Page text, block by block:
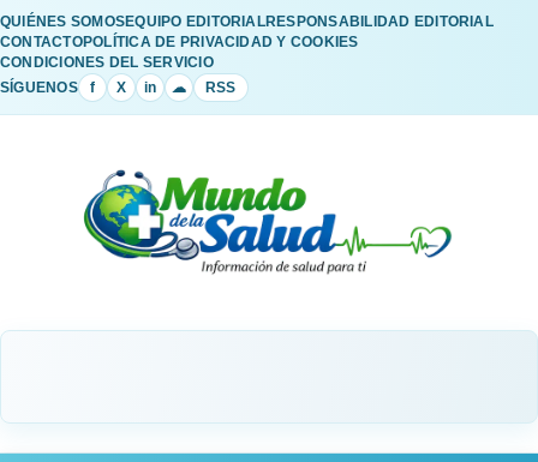
QUIÉNES SOMOSEQUIPO EDITORIALRESPONSABILIDAD EDITORIAL
CONTACTOPOLÍTICA DE PRIVACIDAD Y COOKIES
CONDICIONES DEL SERVICIO
SÍGUENOS
f X in ☁ RSS